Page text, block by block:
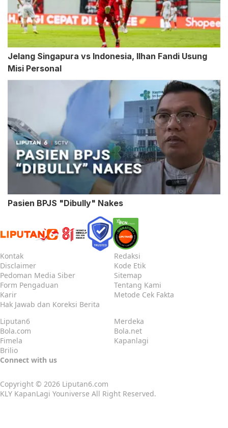
Jelang Singapura vs Indonesia, Ilhan Fandi Usung
Misi Personal
Pasien BPJS "Dibully" Nakes
Kontak
Redaksi
Disclaimer
Kode Etik
Pedoman Media Siber
Sitemap
Form Pengaduan
Tentang Kami
Karir
Metode Cek Fakta
Hak Jawab dan Koreksi Berita
Liputan6
Merdeka
Bola.com
Bola.net
Fimela
Kapanlagi
Brilio
Connect with us
Copyright © 2026 Liputan6.com
KLY KapanLagi Youniverse All Right Reserved.